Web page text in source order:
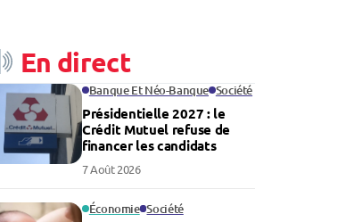
En direct
Banque Et Néo-Banque Société
Présidentielle 2027 : le
Crédit Mutuel refuse de
financer les candidats
7 Août 2026
Économie Société